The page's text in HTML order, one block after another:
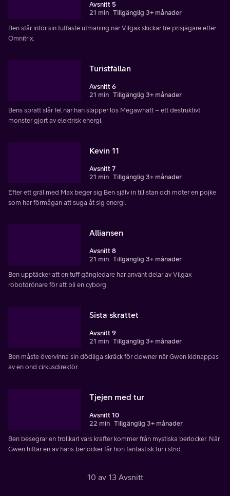
Avsnitt 5
21 min Tillgänglig 3+ månader
Ben står inför sin tuffaste utmaning när Vilgax skickar tre prisjägare efter
Omnitrix.
Turistfällan
Avsnitt 6
21 min Tillgänglig 3+ månader
Bens spratt slår fel när han släpper lös Megawhatt – ett destruktivt
monster gjort av elektrisk energi.
Kevin 11
Avsnitt 7
21 min Tillgänglig 3+ månader
Efter ett gräl med Max beger sig Ben själv in till stan och möter en pojke
som har förmågan att suga åt sig energi.
Alliansen
Avsnitt 8
21 min Tillgänglig 3+ månader
Ben upptäcker att en tuff gängledare har använt delar av Vilgax
robotdrönare för att bli en cyborg.
Sista skrattet
Avsnitt 9
21 min Tillgänglig 3+ månader
Ben måste övervinna sin dödliga skräck för clowner när Gwen kidnappas
av en ond cirkusdirektör.
Tjejen med tur
Avsnitt 10
22 min Tillgänglig 3+ månader
Ben besegrar en trollkarl vars krafter kommer från mystiska berlocker. När
Gwen hittar en av hans berlocker får hon fantastisk tur i strid.
10 av 13 Avsnitt